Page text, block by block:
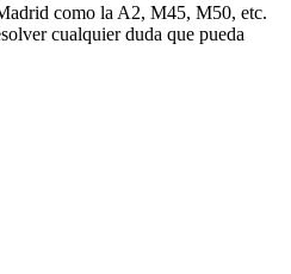
como la A2, M45, M50, etc.
cualquier duda que pueda